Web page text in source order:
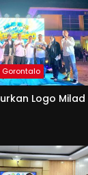
Logo Milad